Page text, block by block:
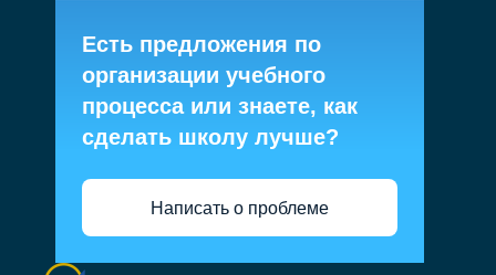
Есть предложения по
организации учебного
процесса или знаете, как
сделать школу лучше?
Написать о проблеме